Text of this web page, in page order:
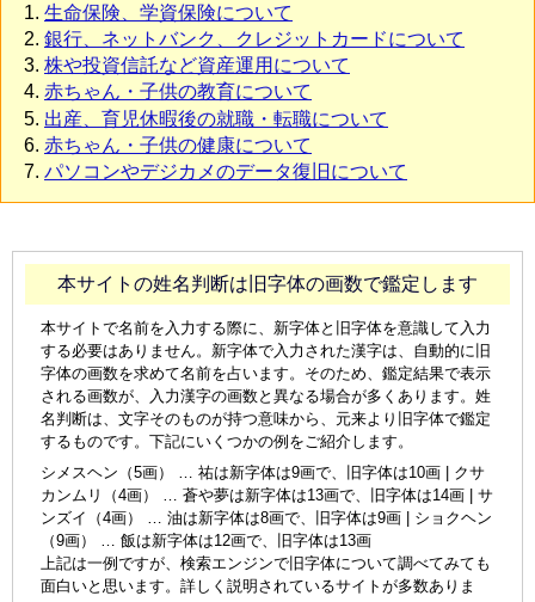
生命保険、学資保険について
銀行、ネットバンク、クレジットカードについて
株や投資信託など資産運用について
赤ちゃん・子供の教育について
出産、育児休暇後の就職・転職について
赤ちゃん・子供の健康について
パソコンやデジカメのデータ復旧について
本サイトの姓名判断は旧字体の画数で鑑定します
本サイトで名前を入力する際に、新字体と旧字体を意識して入力
する必要はありません。新字体で入力された漢字は、自動的に旧
字体の画数を求めて名前を占います。そのため、鑑定結果で表示
される画数が、入力漢字の画数と異なる場合が多くあります。姓
名判断は、文字そのものが持つ意味から、元来より旧字体で鑑定
するものです。下記にいくつかの例をご紹介します。
シメスヘン（5画） … 祐は新字体は9画で、旧字体は10画 | クサ
カンムリ（4画） … 蒼や夢は新字体は13画で、旧字体は14画 | サ
ンズイ（4画） … 油は新字体は8画で、旧字体は9画 | ショクヘン
（9画） … 飯は新字体は12画で、旧字体は13画
上記は一例ですが、検索エンジンで旧字体について調べてみても
面白いと思います。詳しく説明されているサイトが多数ありま